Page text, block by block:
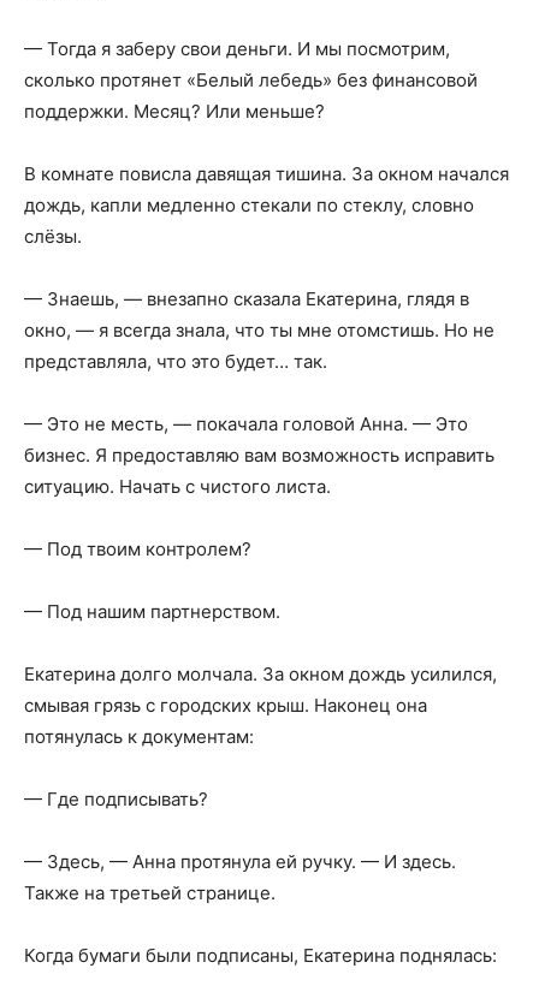
— Тогда я заберу свои деньги. И мы посмотрим,
сколько протянет «Белый лебедь» без финансовой
поддержки. Месяц? Или меньше?
В комнате повисла давящая тишина. За окном начался
дождь, капли медленно стекали по стеклу, словно
слёзы.
— Знаешь, — внезапно сказала Екатерина, глядя в
окно, — я всегда знала, что ты мне отомстишь. Но не
представляла, что это будет… так.
— Это не месть, — покачала головой Анна. — Это
бизнес. Я предоставляю вам возможность исправить
ситуацию. Начать с чистого листа.
— Под твоим контролем?
— Под нашим партнерством.
Екатерина долго молчала. За окном дождь усилился,
смывая грязь с городских крыш. Наконец она
потянулась к документам:
— Где подписывать?
— Здесь, — Анна протянула ей ручку. — И здесь.
Также на третьей странице.
Когда бумаги были подписаны, Екатерина поднялась: